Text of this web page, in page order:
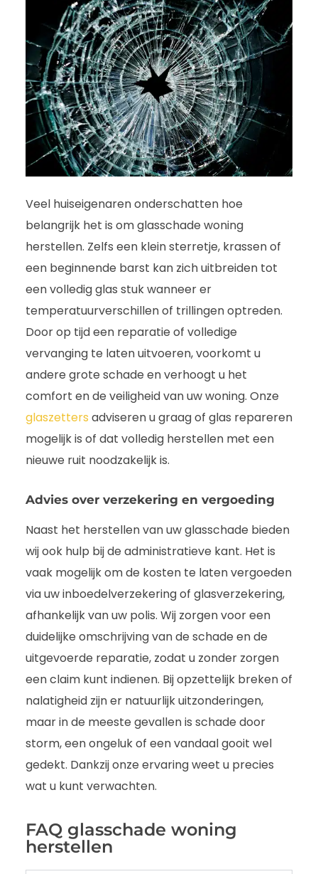
Veel huiseigenaren onderschatten hoe
belangrijk het is om glasschade woning
herstellen. Zelfs een klein sterretje, krassen of
een beginnende barst kan zich uitbreiden tot
een volledig glas stuk wanneer er
temperatuurverschillen of trillingen optreden.
Door op tijd een reparatie of volledige
vervanging te laten uitvoeren, voorkomt u
andere grote schade en verhoogt u het
comfort en de veiligheid van uw woning. Onze
glaszetters adviseren u graag of glas repareren
mogelijk is of dat volledig herstellen met een
nieuwe ruit noodzakelijk is.
Advies over verzekering en vergoeding
Naast het herstellen van uw glasschade bieden
wij ook hulp bij de administratieve kant. Het is
vaak mogelijk om de kosten te laten vergoeden
via uw inboedelverzekering of glasverzekering,
afhankelijk van uw polis. Wij zorgen voor een
duidelijke omschrijving van de schade en de
uitgevoerde reparatie, zodat u zonder zorgen
een claim kunt indienen. Bij opzettelijk breken of
nalatigheid zijn er natuurlijk uitzonderingen,
maar in de meeste gevallen is schade door
storm, een ongeluk of een vandaal gooit wel
gedekt. Dankzij onze ervaring weet u precies
wat u kunt verwachten.
FAQ glasschade woning
herstellen